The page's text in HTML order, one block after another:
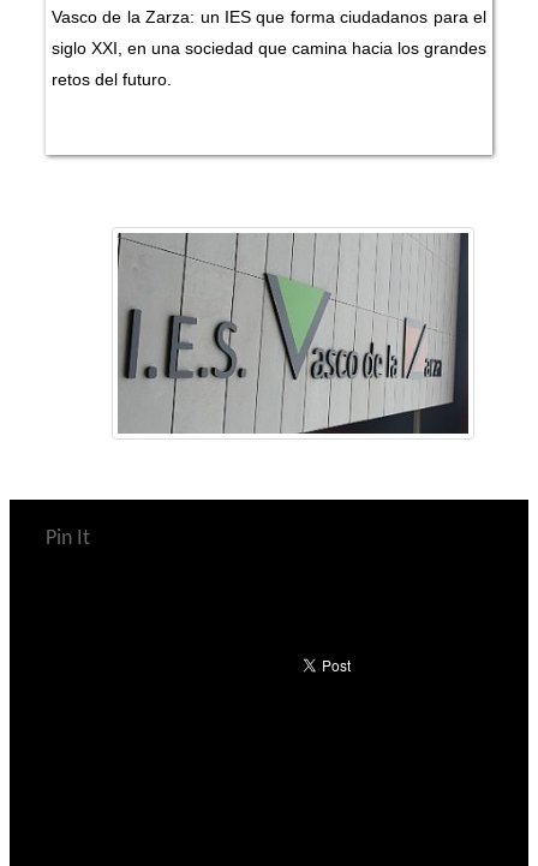
Vasco de la Zarza: un IES que forma ciudadanos para el
siglo XXI, en una sociedad que camina hacia los grandes
retos del futuro.
Pin It